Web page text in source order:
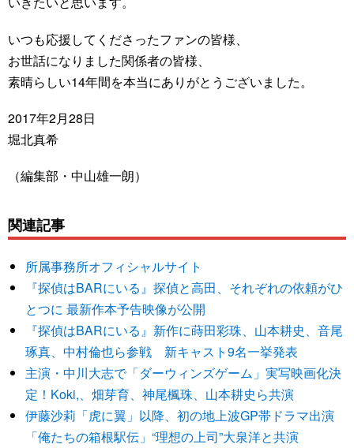
いつも応援してくださったファンの皆様、
お世話になりました関係者の皆様、
素晴らしい14年間を本当にありがとうございました。
2017年2月28日
堀北真希
（編集部・中山雄一朗）
関連記事
所属事務所オフィシャルサイト
『探偵はBARにいる』探偵と高田、それぞれの依頼がひ
とつに 最新作本予告映像が公開
『探偵はBARにいる』新作に蒔田彩珠、山本耕史、音尾
琢真、中村倫也ら参戦 新キャスト9名一挙発表
主演・中川大志で「ダーウィンズゲーム」実写映画化決
定！Koki,、畑芽育、神尾楓珠、山本耕史ら共演
伊藤沙莉「虎に翼」以降、初の地上波GP帯ドラマ出演
「俺たちの箱根駅伝」“理想の上司”大泉洋と共演